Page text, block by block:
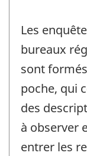
Les
bureaux
sont
poche, qui
des
à observer
entrer les